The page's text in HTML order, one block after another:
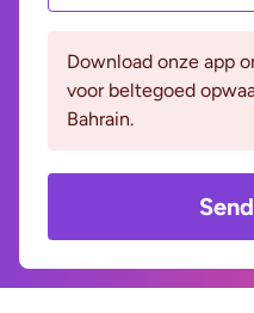
Download onze app
voor beltegoed
Bahrain.